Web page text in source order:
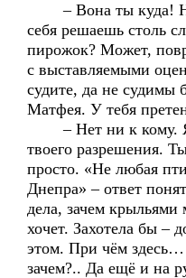
– Вона ты куда!
себя решаешь столь
пирожок? Может,
с выставляемыми
судите, да не судимы
Матфея. У тебя
– Нет ни к кому. Я
твоего разрешения.
просто. «Не любая
Днепра» – ответ
дела, зачем
хочет. Захотела бы –
этом. При чём
зачем?.. Да ещё и на